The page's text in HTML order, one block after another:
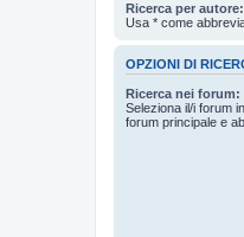
Ricerca per autore:
Usa * come
OPZIONI DI
Ricerca nei forum:
Seleziona il/i forum
forum principale e